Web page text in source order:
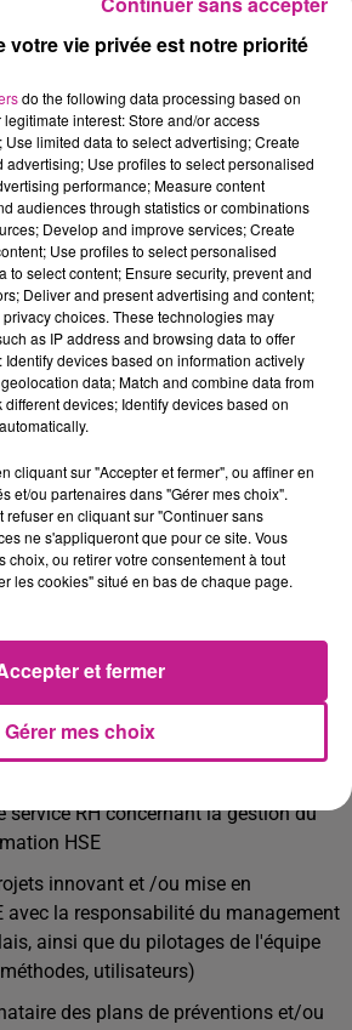
et l'analyse des incidents HSE,
contrôler et suivre les
d'actions d'amélioration HSE.
la garant des contrôles et des audits
un programme etabli: former les
sur la réalisation de cette
les formations internes HSE
des indicateurs HSE.
toutes les dérives du point de vue
et ISO14001
Q-HSE, faire évoluer notre système
à travers les audits qu'il conduit
et faire remonter les écarts et être
personnes (document
avec le service RH et la Direction,
service RH concernant la gestion du
HSE
innovant et /ou mise en
avec la responsabilité du management
ainsi que du pilotages de l'équipe
utilisateurs)
des plans de préventions et/ou
votre vie privée est notre priorité
do the following data processing based on
interest: Store and/or access
limited data to select advertising; Create
Use profiles to select personalised
performance; Measure content
audiences through statistics or combinations
Develop and improve services; Create
Use profiles to select personalised
to select content; Ensure security, prevent and
Deliver and present advertising and content;
choices. These technologies may
as IP address and browsing data to offer
devices based on information actively
data; Match and combine data from
devices; Identify devices based on
cliquant sur "Accepter et fermer", ou affiner en
et/ou partenaires dans "Gérer mes choix".
refuser en cliquant sur "Continuer sans
ne s'appliqueront que pour ce site. Vous
choix, ou retirer votre consentement à tout
les cookies" situé en bas de chaque page.
Gérer mes choix
et fermer